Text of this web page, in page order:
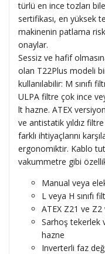
türlü en ince tozları
sertifikası, en yüksek
makinenin patlama
onaylar.
Sessiz ve hafif
olan T22Plus modeli
kullanılabilir: M sınıfı
ULPA filtre çok ince
lt hazne. ATEX
ve antistatik yıldız
farklı ihtiyaçlarını
ergonomiktir. Kablo
vakummetre gibi
Manual veya
L veya H sınıfı
ATEX Z21 ve Z2
Sarhoş tekerlek
hazne
Inverterli faz